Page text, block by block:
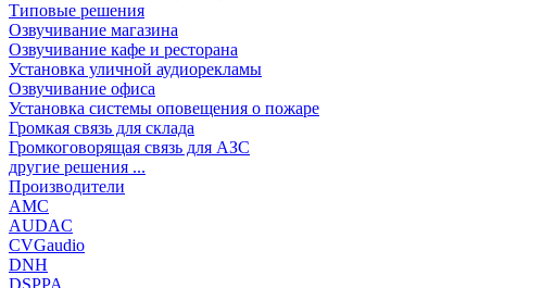
Типовые решения
Озвучивание магазина
Озвучивание кафе и ресторана
Установка уличной аудиорекламы
Озвучивание офиса
Установка системы оповещения о пожаре
Громкая связь для склада
Громкоговорящая связь для АЗС
другие решения ...
Производители
AMC
AUDAC
CVGaudio
DNH
DSPPA